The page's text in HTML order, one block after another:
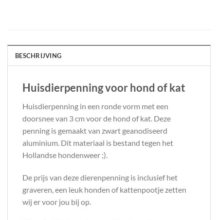
BESCHRIJVING
Huisdierpenning voor hond of kat
Huisdierpenning in een ronde vorm met een
doorsnee van 3 cm voor de hond of kat. Deze
penning is gemaakt van zwart geanodiseerd
aluminium. Dit materiaal is bestand tegen het
Hollandse hondenweer ;).
De prijs van deze dierenpenning is inclusief het
graveren, een leuk honden of kattenpootje zetten
wij er voor jou bij op.